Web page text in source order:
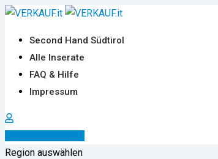
Zum
springen
Second Hand Südtirol
Alle Inserate
FAQ & Hilfe
Impressum
Region auswählen